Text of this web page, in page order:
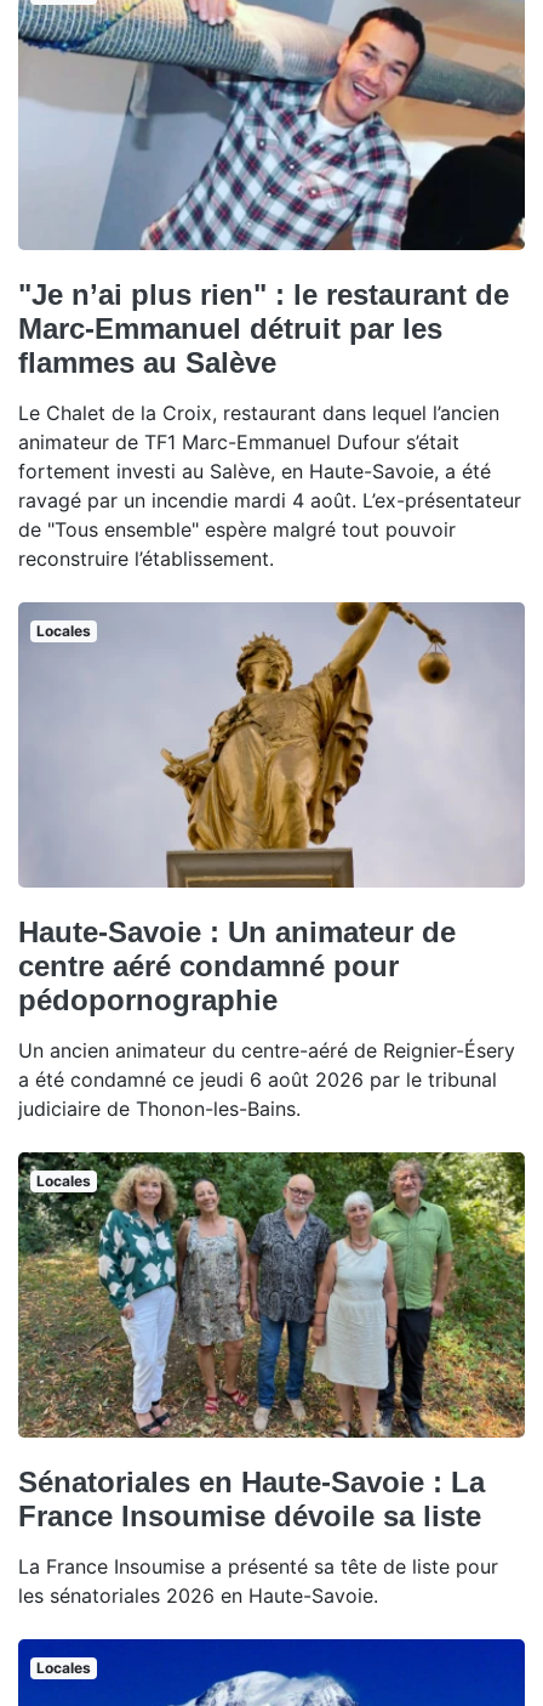
"Je n’ai plus rien" : le restaurant de
Marc-Emmanuel détruit par les
flammes au Salève
Le Chalet de la Croix, restaurant dans lequel l’ancien
animateur de TF1 Marc-Emmanuel Dufour s’était
fortement investi au Salève, en Haute-Savoie, a été
ravagé par un incendie mardi 4 août. L’ex-présentateur
de "Tous ensemble" espère malgré tout pouvoir
reconstruire l’établissement.
Locales
Haute-Savoie : Un animateur de
centre aéré condamné pour
pédopornographie
Un ancien animateur du centre-aéré de Reignier-Ésery
a été condamné ce jeudi 6 août 2026 par le tribunal
judiciaire de Thonon-les-Bains.
Locales
Sénatoriales en Haute-Savoie : La
France Insoumise dévoile sa liste
La France Insoumise a présenté sa tête de liste pour
les sénatoriales 2026 en Haute-Savoie.
Locales